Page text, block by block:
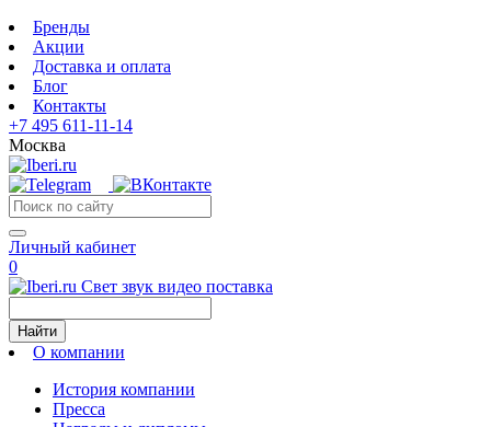
Бренды
Акции
Доставка и оплата
Блог
Контакты
+7 495 611-11-14
Москва
Личный кабинет
0
Свет звук видео поставка
Найти
О компании
История компании
Пресса